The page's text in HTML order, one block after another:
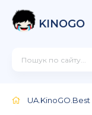
KINOGO
UA.KinoGO.Best